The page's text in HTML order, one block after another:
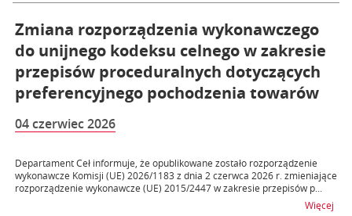
Zmiana rozporządzenia wykonawczego
do unijnego kodeksu celnego w zakresie
przepisów proceduralnych dotyczących
preferencyjnego pochodzenia towarów
04 czerwiec 2026
Departament Ceł informuje, że opublikowane zostało rozporządzenie
wykonawcze Komisji (UE) 2026/1183 z dnia 2 czerwca 2026 r. zmieniające
rozporządzenie wykonawcze (UE) 2015/2447 w zakresie przepisów p...
Więcej